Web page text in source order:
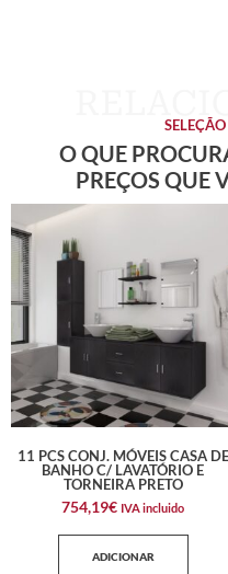
O QUE
PREÇOS QUE
11 PCS CONJ. MÓVEIS CASA DE
BANHO C/ LAVATÓRIO E
TORNEIRA PRETO
754,19€ IVA incluido
ADICIONAR